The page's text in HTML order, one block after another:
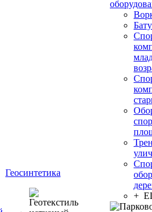
Геосинтетика
+